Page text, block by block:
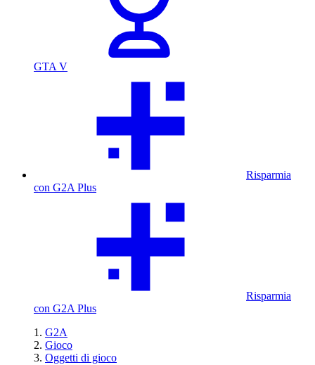
GTA V
Risparmia
con G2A Plus
Risparmia
con G2A Plus
G2A
Gioco
Oggetti di gioco